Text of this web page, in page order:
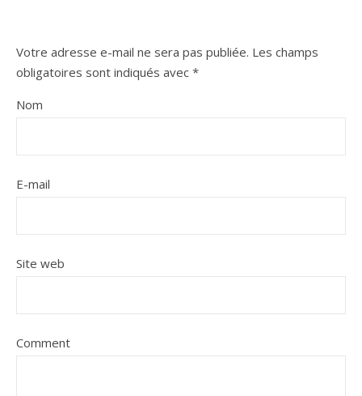
Votre adresse e-mail ne sera pas publiée. Les champs
obligatoires sont indiqués avec *
Nom
E-mail
Site web
Comment